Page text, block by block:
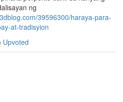
ng
39596300/haraya-para-
at-tradisyion
Upvoted